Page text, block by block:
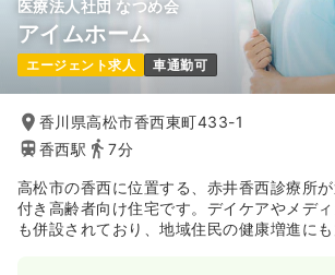
医療法人社団 なつめ会
アイムホーム
エージェント求人 車通勤可
香川県高松市香西東町433-1
香西駅
7分
高松市の香西に位置する、赤井香西診療所
付き高齢者向け住宅です。デイケアやメデ
も併設されており、地域住民の健康増進に